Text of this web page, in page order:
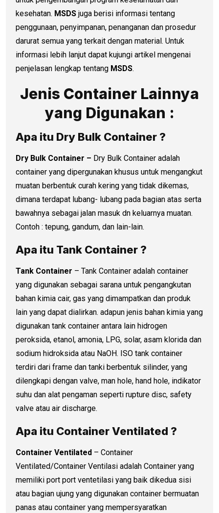
kesehatan. MSDS juga berisi informasi tentang
penggunaan, penyimpanan, penanganan dan prosedur
darurat semua yang terkait dengan material. Untuk
informasi lebih lanjut dapat kujungi artikel mengenai
penjelasan lengkap tentang MSDS.
Jenis Container Lainnya
yang Digunakan :
Apa itu Dry Bulk Container ?
Dry Bulk Container – Dry Bulk Container adalah
container yang dipergunakan khusus untuk mengangkut
muatan berbentuk curah kering yang tidak dikemas,
dimana terdapat lubang- lubang pada bagian atas serta
bawahnya sebagai jalan masuk dn keluarnya muatan.
Contoh : tepung, gandum, dan lain-lain.
Apa itu Tank Container ?
Tank Container – Tank Container adalah container
yang digunakan sebagai sarana untuk pengangkutan
bahan kimia cair, gas yang dimampatkan dan produk
lain yang dapat dialirkan. adapun jenis bahan kimia yang
digunakan tank container antara lain hidrogen
peroksida, etanol, amonia, LPG, solar, asam klorida dan
sodium hidroksida atau NaOH. ISO tank container
terdiri dari frame dan tanki berbentuk silinder, yang
dilengkapi dengan valve, man hole, hand hole, indikator
suhu dan alat pengaman seperti rupture disc, safety
valve atau air discharge.
Apa itu Container Ventilated ?
Container Ventilated – Container
Ventilated/Container Ventilasi adalah Container yang
memiliki port port ventetilasi yang baik dikedua sisi
atau bagian ujung yang digunakan container bermuatan
panas atau container yang mempersyaratkan